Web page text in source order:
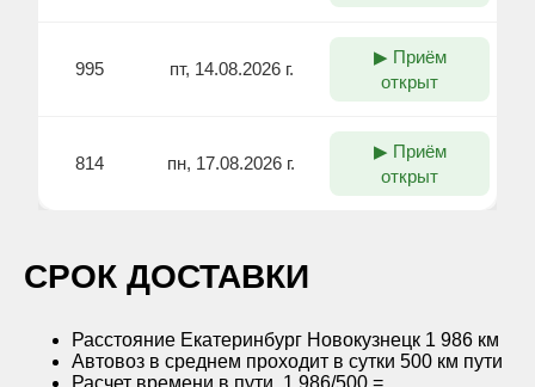
995 пт, 14.08.2026 г.
▶ Приём
открыт
814 пн, 17.08.2026 г.
▶ Приём
открыт
CРОК ДОСТАВКИ
Расстояние Екатеринбург Новокузнецк 1 986 км
Автовоз в среднем проходит в сутки 500 км пути